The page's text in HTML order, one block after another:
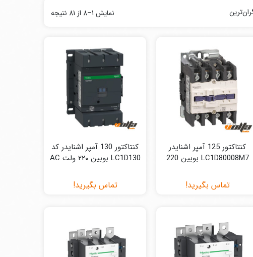
نمایش 1–8 از 81 نتیجه
کنتاکتور 125 آمپر اشنایدر
LC1D80008M7 بوبین 220
تماس بگیرید!
کنتاکتور 130 آمپر اشنایدر کد
LC1D130 بوبین ۲۲۰ ولت AC
تماس بگیرید!